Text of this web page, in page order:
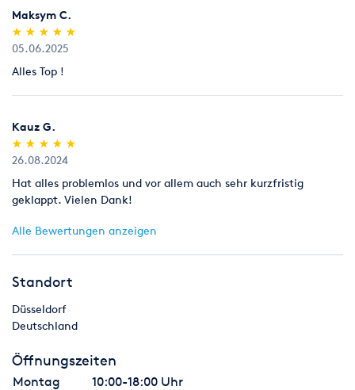
Maksym C.
(*)
★
★
(*) ★
★
(*) ★
★
(*) ★
★
(*) ★
★
05.06.2025
Alles Top !
Kauz G.
(*)
★
★
(*) ★
★
(*) ★
★
(*) ★
★
(*) ★
★
26.08.2024
Hat alles problemlos und vor allem auch sehr kurzfristig
geklappt. Vielen Dank!
Alle Bewertungen anzeigen
Standort
Düsseldorf
Deutschland
Öffnungszeiten
Montag
10:00-18:00 Uhr